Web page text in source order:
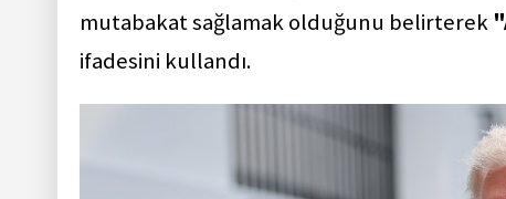
mutabakat sağlamak olduğunu belirterek
ifadesini kullandı.